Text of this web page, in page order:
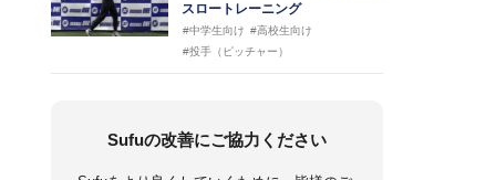
スロートレーニング
#中学生向け #高校生向け
#投手（ピッチャー）
Sufuの改善にご協力ください